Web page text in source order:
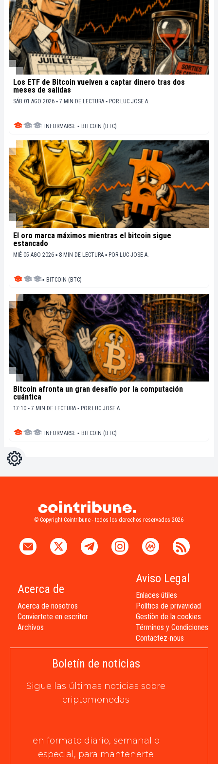
Los ETF de Bitcoin vuelven a captar dinero tras dos
meses de salidas
SÁB 01 AGO 2026 ▪ 7 MIN DE LECTURA ▪ POR LUC JOSE A.
INFORMARSE ▪ BITCOIN (BTC)
El oro marca máximos mientras el bitcoin sigue
estancado
MIÉ 05 AGO 2026 ▪ 8 MIN DE LECTURA ▪ POR LUC JOSE A.
▪ BITCOIN (BTC)
Bitcoin afronta un gran desafío por la computación
cuántica
17:10 ▪ 7 MIN DE LECTURA ▪ POR LUC JOSE A.
INFORMARSE ▪ BITCOIN (BTC)
Ajustes
© Copyright Cointribune - todos los derechos reservados 2026
Acerca de
Acerca de nosotros
Conviertete en escritor
Archivos
Aviso Legal
Enlaces útiles
Polìtica de privavidad
Gestiòn de la cookies
Términos y Condiciones
Contactez-nous
Boletín de noticias
Sigue las últimas noticias sobre
criptomonedas
en formato diario, semanal o
especial, para mantenerte